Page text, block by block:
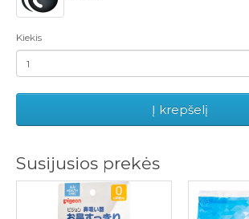
Kiekis
Į krepšelį
Susijusios prekės